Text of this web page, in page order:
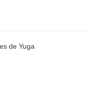
de Yuga